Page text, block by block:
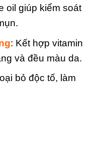
oil giúp kiểm soát
: Kết hợp vitamin
và đều màu da.
bỏ độc tố, làm